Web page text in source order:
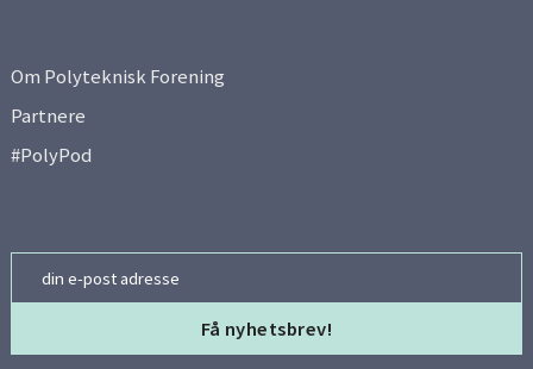
Om Polyteknisk Forening
Partnere
#PolyPod